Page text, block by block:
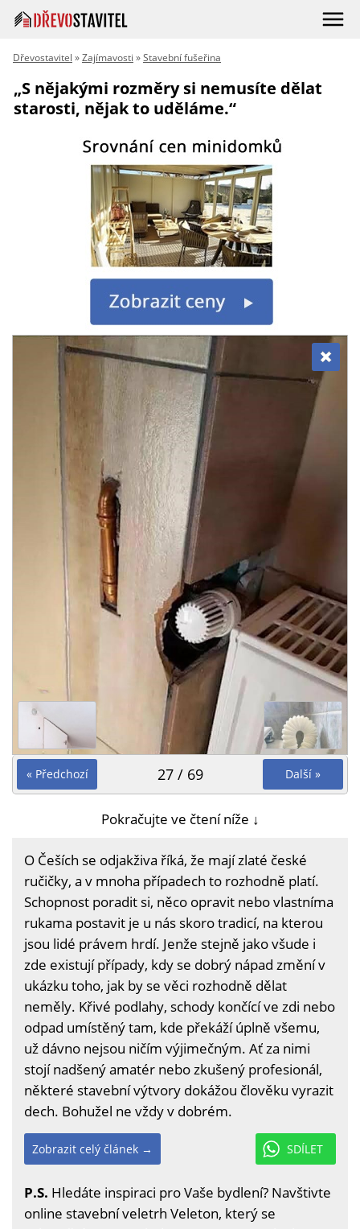
Dřevostavitel »Zajímavosti »Stavební fušeřina
„S nějakými rozměry si nemusíte dělat
starosti, nějak to uděláme.“
« Předchozí Další »
27 / 69
Pokračujte ve čtení níže ↓
O Češích se odjakživa říká, že mají zlaté české
ručičky, a v mnoha případech to rozhodně platí.
Schopnost poradit si, něco opravit nebo vlastníma
rukama postavit je u nás skoro tradicí, na kterou
jsou lidé právem hrdí. Jenže stejně jako všude i
zde existují případy, kdy se dobrý nápad změní v
ukázku toho, jak by se věci rozhodně dělat
neměly. Křivé podlahy, schody končící ve zdi nebo
odpad umístěný tam, kde překáží úplně všemu,
už dávno nejsou ničím výjimečným. Ať za nimi
stojí nadšený amatér nebo zkušený profesionál,
některé stavební výtvory dokážou člověku vyrazit
dech. Bohužel ne vždy v dobrém.
SDÍLET
Zobrazit celý článek →
P.S. Hledáte inspiraci pro Vaše bydlení? Navštivte
online stavební veletrh Veleton, který se